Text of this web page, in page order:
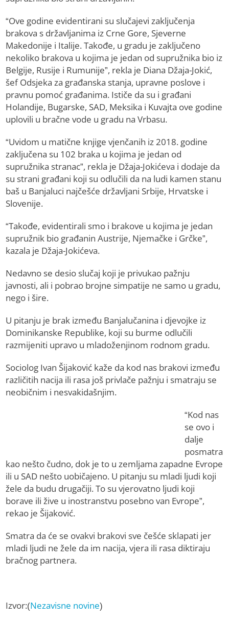
“Ove godine evidentirani su slučajevi zaključenja
brakova s državljanima iz Crne Gore, Sjeverne
Makedonije i Italije. Takođe, u gradu je zaključeno
nekoliko brakova u kojima je jedan od supružnika bio iz
Belgije, Rusije i Rumunije”, rekla je Diana Džaja-Jokić,
šef Odsjeka za građanska stanja, upravne poslove i
pravnu pomoć građanima. Ističe da su i građani
Holandije, Bugarske, SAD, Meksika i Kuvajta ove godine
uplovili u bračne vode u gradu na Vrbasu.
“Uvidom u matične knjige vjenčanih iz 2018. godine
zaključena su 102 braka u kojima je jedan od
supružnika stranac”, rekla je Džaja-Jokićeva i dodaje da
su strani građani koji su odlučili da na ludi kamen stanu
baš u Banjaluci najčešće državljani Srbije, Hrvatske i
Slovenije.
“Takođe, evidentirali smo i brakove u kojima je jedan
supružnik bio građanin Austrije, Njemačke i Grčke”,
kazala je Džaja-Jokićeva.
Nedavno se desio slučaj koji je privukao pažnju
javnosti, ali i pobrao brojne simpatije ne samo u gradu,
nego i šire.
U pitanju je brak između Banjalučanina i djevojke iz
Dominikanske Republike, koji su burme odlučili
razmijeniti upravo u mladoženjinom rodnom gradu.
Sociolog Ivan Šijaković kaže da kod nas brakovi između
različitih nacija ili rasa još privlače pažnju i smatraju se
neobičnim i nesvakidašnjim.
“Kod nas
se ovo i
dalje
posmatra
kao nešto čudno, dok je to u zemljama zapadne Evrope
ili u SAD nešto uobičajeno. U pitanju su mladi ljudi koji
žele da budu drugačiji. To su vjerovatno ljudi koji
borave ili žive u inostranstvu posebno van Evrope”,
rekao je Šijaković.
Smatra da će se ovakvi brakovi sve češće sklapati jer
mladi ljudi ne žele da im nacija, vjera ili rasa diktiraju
bračnog partnera.
Izvor:(Nezavisne novine)